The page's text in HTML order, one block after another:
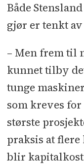
Både
gjør er tenkt
– Men frem til
kunnet tilby
tunge
som kreves
største
praksis at flere
blir